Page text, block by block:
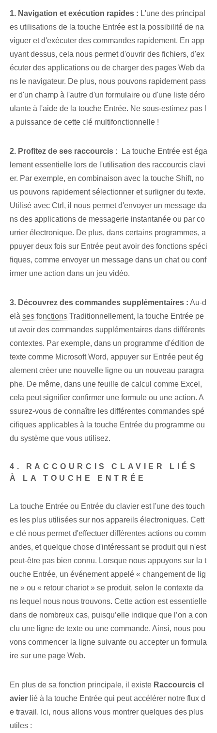
1. Navigation et exécution rapides : L'une des principal
es utilisations de la touche Entrée est la possibilité de na
viguer et d'exécuter des commandes rapidement. En app
uyant dessus, cela nous permet d'ouvrir des fichiers, d'ex
écuter des applications ou de charger des pages Web da
ns le navigateur. De plus, nous pouvons rapidement pass
er d'un champ à l'autre d'un formulaire ou d'une liste déro
ulante à l'aide de la touche Entrée. Ne sous-estimez pas l
a puissance de cette clé multifonctionnelle !
2. Profitez de ses raccourcis : ⁣ La touche Entrée est éga
lement essentielle lors de l'utilisation des raccourcis clavi
er. Par exemple, en combinaison avec⁤ la touche Shift, no
us pouvons rapidement sélectionner et surligner du texte.
Utilisé avec Ctrl, il nous permet d'envoyer un message da
ns des applications de messagerie instantanée ou par co
urrier électronique. De plus, dans certains programmes, a
ppuyer deux fois sur Entrée peut avoir des fonctions spéci
fiques, comme envoyer un message dans un chat ou conf
irmer une action dans un jeu vidéo.
3. Découvrez des commandes supplémentaires : Au-d
elà ses fonctions Traditionnellement, la touche Entrée pe
ut avoir des commandes supplémentaires dans différents
contextes. Par exemple, dans un programme d'édition de
texte comme Microsoft Word, appuyer sur Entrée peut ég
alement créer une nouvelle ligne ou un nouveau paragra
phe. De même, dans une feuille de calcul comme Excel,
cela peut signifier confirmer une formule ou une action. A
ssurez-vous de connaître les différentes commandes spé
cifiques applicables à la touche Entrée du programme ou
du système que vous utilisez.
4. RACCOURCIS CLAVIER LIÉS
À LA TOUCHE ENTRÉE
La touche Entrée ou Entrée du clavier est l'une des touch
es les plus utilisées sur nos appareils électroniques. Cett
e clé ⁤nous permet d'effectuer différentes actions​ ou‍ comm
andes,⁢ et quelque chose d'intéressant se produit qui⁣ n'est
peut-être pas bien connu. Lorsque nous appuyons sur la t
ouche Entrée, un événement appelé « changement de lig
ne » ou « retour chariot » se produit, selon le contexte da
ns lequel nous nous trouvons. Cette action ‌est essentielle
​dans de nombreux cas, puisqu’⁣elle indique que l’on a ⁤con
clu une ligne⁢ de texte ou ⁢une commande. Ainsi, nous pou
vons commencer la ligne suivante ou accepter un formula
ire sur une page Web.
En plus de sa fonction principale, il existe Raccourcis cl
avier lié à la touche Entrée qui peut accélérer notre flux d
e travail. Ici‌, nous allons vous montrer quelques⁤ des plus
utiles :